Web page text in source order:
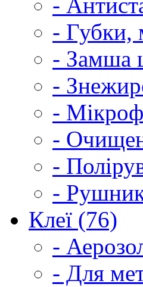
- Губки,
- Замша
-
-
-
-
-
Клеї (76)
-
- Для